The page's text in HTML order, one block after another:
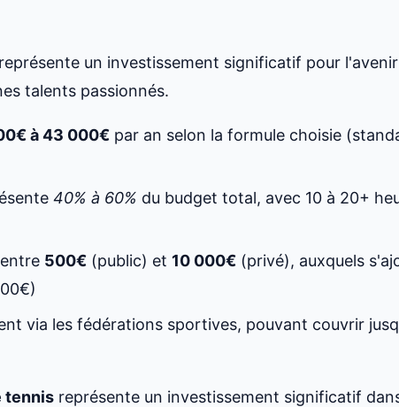
représente un investissement significatif pour l'avenir
talents passionnés.
à 43 000€ par an selon la formule choisie
40% à 60% du budget total, avec 10 à 20+
500€ (public) et 10 000€ (privé), auxquels
via les fédérations sportives, pouvant couvrir
tennis représente un investissement significatif